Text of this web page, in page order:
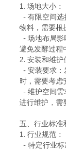
1. 场地大小：
- 有限空间
物料，需要根
- 场地布局
避免发酵过程
2. 安装和维护
- 安装要求
时，需要考虑
- 维护空间
进行维护，需
五、行业标准
1. 行业规范：
- 特定行业